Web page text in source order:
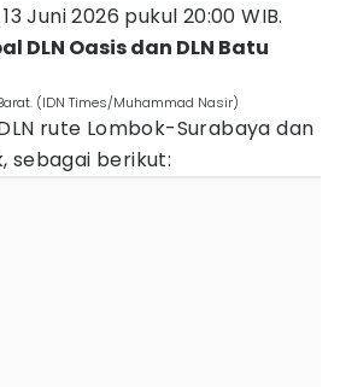
Juni 2026 pukul 20:00 WIB.
DLN Oasis dan DLN Batu
(IDN Times/Muhammad Nasir)
rute Lombok-Surabaya dan
sebagai berikut: